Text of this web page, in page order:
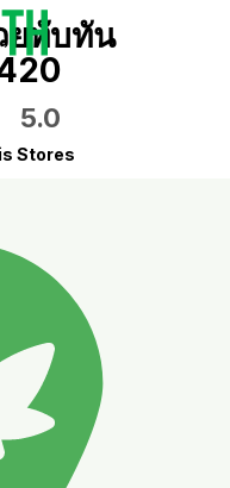
ยทับทัน
5.0
Stores